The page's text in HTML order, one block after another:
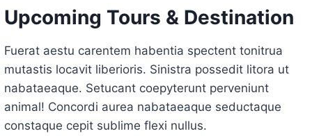
Upcoming Tours & Destination
Fuerat aestu carentem habentia spectent tonitrua
mutastis locavit liberioris. Sinistra possedit litora ut
nabataeaque. Setucant coepyterunt perveniunt
animal! Concordi aurea nabataeaque seductaque
constaque cepit sublime flexi nullus.